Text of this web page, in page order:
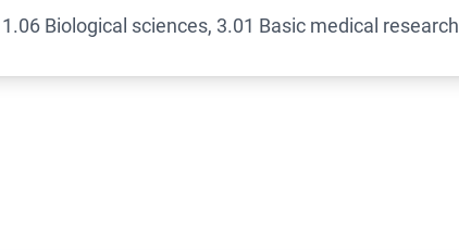
1.06 Biological sciences, 3.01 Basic medical